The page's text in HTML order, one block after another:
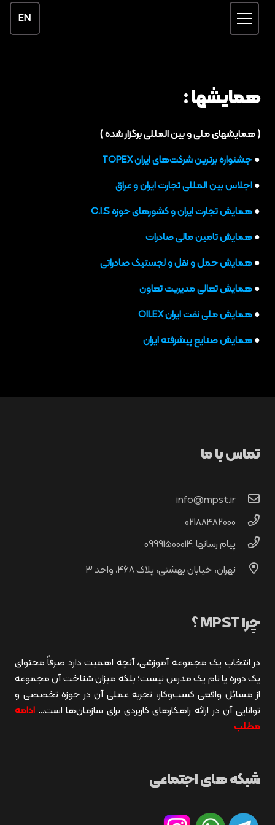
EN
همایشها :
( همایشهای ملی و بین المللی برگزار شده )
●جشنواره برترین شرکت‌های ایران TOPEX ‌
●اجلاس بین المللی تجارت ایران و عراق
●همایش تجارت ایران و کشورهای حوزه C.I.S
●همایش تامین مالی صادرات
●همایش حمل و نقل و لجستیک صادراتی
●همایش تعالی مدیریت تعاون
●همایش ملی نفت ایران OILEX
●همایش صنایع پیشرفته ایران
تماس با ما
info@mpst.ir
02188482000
پیام رسانها :۰۹۹۹۱۵۰۰۰۱۴
نهران، خیابان بهشتی، پلاک ۴۶۸، واحد ۳
چرا MPST ؟
در انتخاب یک مجموعه آموزشی، آنچه اهمیت دارد صرفاً محتوای
یک دوره یا نام یک مدرس نیست؛ بلکه میزان شناخت آن مجموعه
از مسائل واقعی کسب‌وکار، تجربه عملی آن در حوزه تخصصی و
توانایی آن در ارائه راهکارهای کاربردی برای سازمان‌ها است… ادامه
مطلب
شبکه های اجتماعی